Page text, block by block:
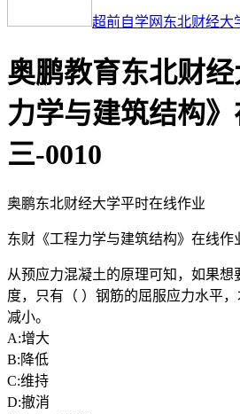
超前自学网 东北财经大
奥鹏教育东北财
力学与建筑结构
三-0010
奥鹏东北财经大学平时在线作业
东财《工程力学与建筑结构》在线作
从预应力混凝土的原理可知，如果想
度，只有（ ）钢筋的屈服应力水平
减小。
A:增大
B:降低
C:维持
D:撤消